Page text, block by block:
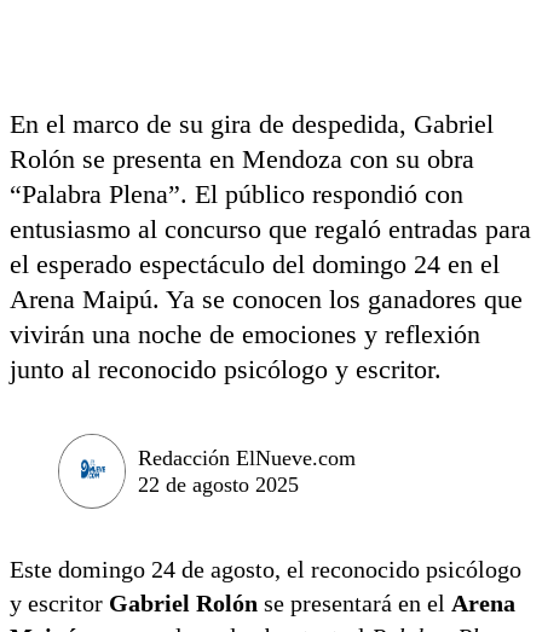
En el marco de su gira de despedida, Gabriel
Rolón se presenta en Mendoza con su obra
“Palabra Plena”. El público respondió con
entusiasmo al concurso que regaló entradas para
el esperado espectáculo del domingo 24 en el
Arena Maipú. Ya se conocen los ganadores que
vivirán una noche de emociones y reflexión
junto al reconocido psicólogo y escritor.
Redacción ElNueve.com
22 de agosto 2025
Este domingo 24 de agosto, el reconocido psicólogo
y escritor Gabriel Rolón se presentará en el Arena